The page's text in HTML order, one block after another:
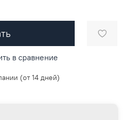
в сравнение
(от 14 дней)